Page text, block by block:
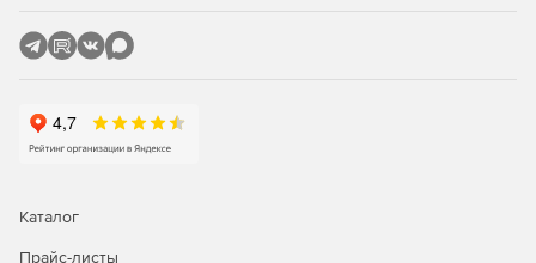
Каталог
Прайс-листы